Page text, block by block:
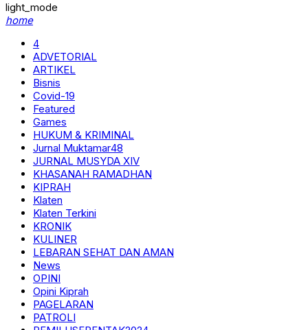
light_mode
home
4
ADVETORIAL
ARTIKEL
Bisnis
Covid-19
Featured
Games
HUKUM & KRIMINAL
Jurnal Muktamar48
JURNAL MUSYDA XIV
KHASANAH RAMADHAN
KIPRAH
Klaten
Klaten Terkini
KRONIK
KULINER
LEBARAN SEHAT DAN AMAN
News
OPINI
Opini Kiprah
PAGELARAN
PATROLI